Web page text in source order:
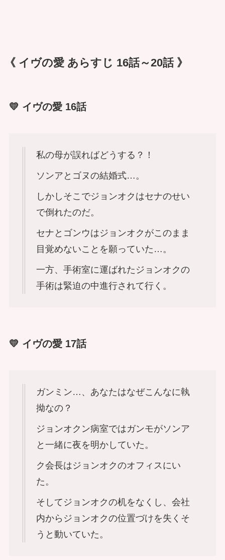
《 イヴの愛 あらすじ 16話～20話 》
💛 イヴの愛 16話
私の母が誤ればどうする？！
ソンアとゴヌの結婚式…。
しかしそこでジョンオクはセナのせい
で倒れたのだ。
セナとゴンウはジョンオクがこのまま
目覚めないことを願っていた…。
一方、手術室に運ばれたジョンオクの
手術は緊迫の中進行されて行く。
💛 イヴの愛 17話
ガンミン…、あなたはなぜこんなに執
拗なの？
ジョンオクン病室ではガンモがソンア
と一緒に夜を明かしていた。
ク会長はジョンオクのオフィスにい
た。
そしてジョンオクの机をなくし、会社
内からジョンオクの位置づけを失くそ
うと動いていた。